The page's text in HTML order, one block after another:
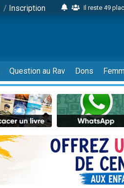
/ Inscription
Il reste 49
2 personnes
6 personnes
4 personnes
2 personnes
17 personnes
4 personnes
Il reste 49
Eva vient de
4 personnes
3 personnes
Odaya vient de
Question au Rav Dons